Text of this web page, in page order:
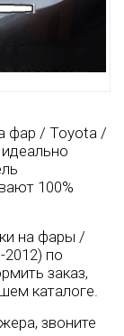
фар / Toyota /
идеально
100%
на фары /
по
заказ,
каталоге.
звоните